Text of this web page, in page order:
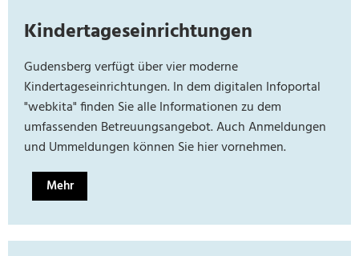
Kindertageseinrichtungen
Gudensberg verfügt über vier moderne
Kindertageseinrichtungen. In dem digitalen Infoportal
"webkita" finden Sie alle Informationen zu dem
umfassenden Betreuungsangebot. Auch Anmeldungen
und Ummeldungen können Sie hier vornehmen.
Mehr